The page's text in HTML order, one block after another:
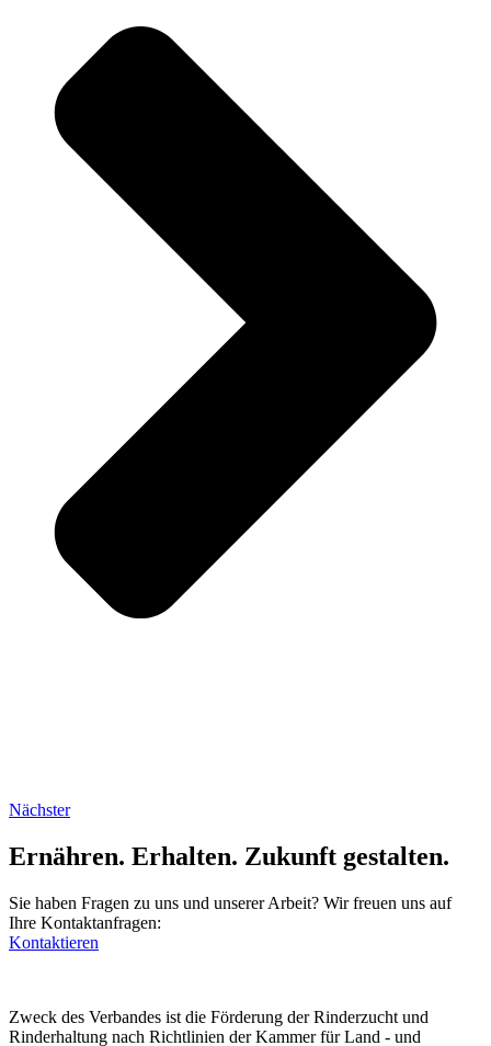
Nächster
Ernähren. Erhalten. Zukunft gestalten.
Sie haben Fragen zu uns und unserer Arbeit? Wir freuen uns auf
Ihre Kontaktanfragen:
Kontaktieren
Zweck des Verbandes ist die Förderung der Rinderzucht und
Rinderhaltung nach Richtlinien der Kammer für Land - und